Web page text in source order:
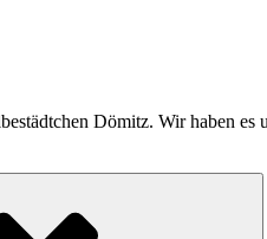
Dömitz. Wir haben